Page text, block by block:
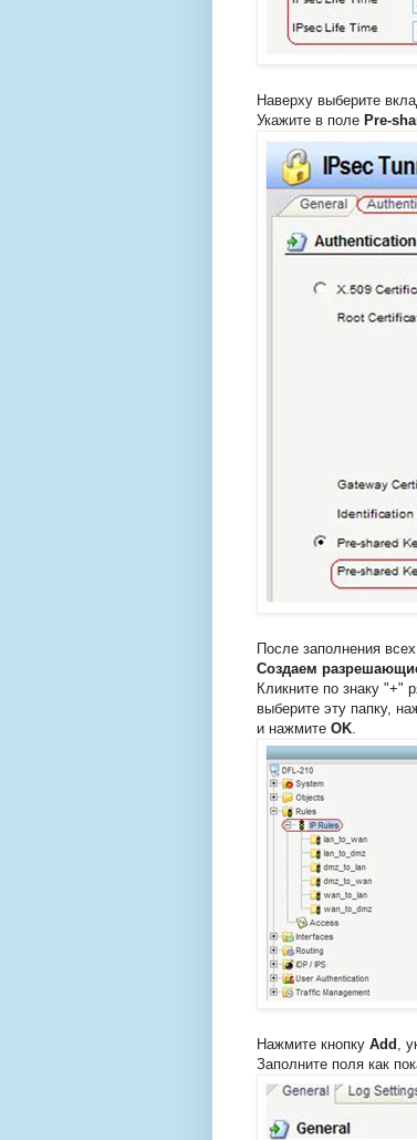
Наверху выберите
Укажите в поле Pre-
После заполнения
Создаем
Кликните по знаку "+"
выберите эту папку,
и нажмите ОK
Нажмите кнопку Add ,
Заполните поля как